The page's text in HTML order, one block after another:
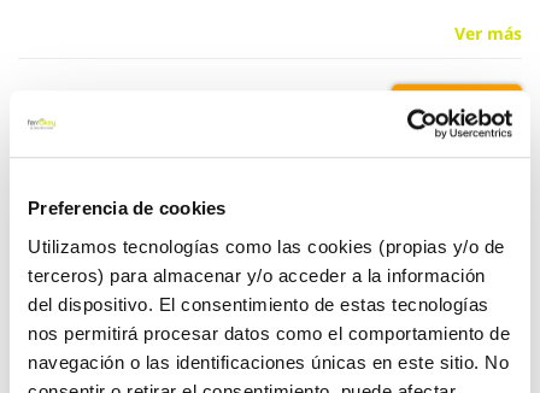
Preferencia de cookies
Utilizamos tecnologías como las cookies (propias y/o de
terceros) para almacenar y/o acceder a la información
del dispositivo. El consentimiento de estas tecnologías
nos permitirá procesar datos como el comportamiento de
navegación o las identificaciones únicas en este sitio. No
Ver más
1,95 €
Click&Collect - Recogida gratis
en nuestras tiendas
Envío a domicilio:
5 días hábiles